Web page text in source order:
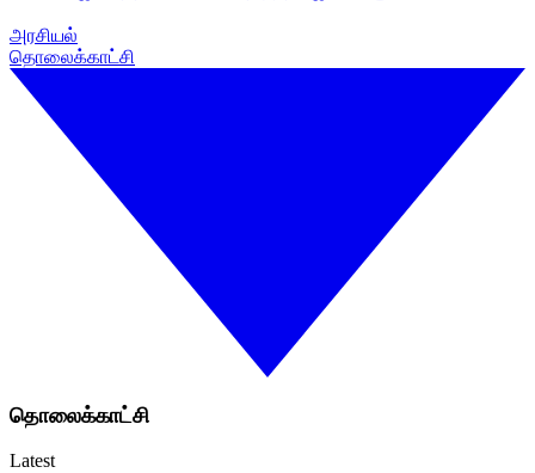
அரசியல்
தொலைக்காட்சி
தொலைக்காட்சி
Latest